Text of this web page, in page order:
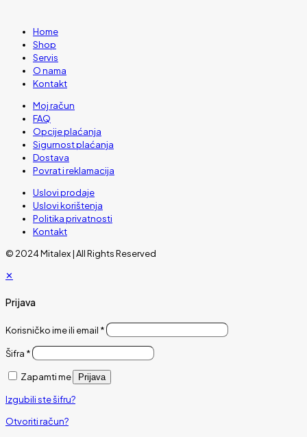
Home
Shop
Servis
O nama
Kontakt
Moj račun
FAQ
Opcije plaćanja
Sigurnost plaćanja
Dostava
Povrat i reklamacija
Uslovi prodaje
Uslovi korištenja
Politika privatnosti
Kontakt
© 2024 Mitalex | All Rights Reserved
✕
Prijava
Korisničko ime ili email *
Šifra *
Zapamti me Prijava
Izgubili ste šifru?
Otvoriti račun?